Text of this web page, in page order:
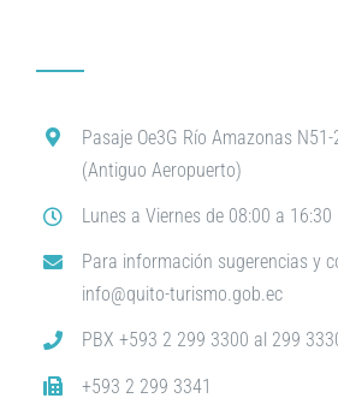
Pasaje Oe3G Río Amazonas
(Antiguo Aeropuerto)
Lunes a Viernes de 08:00 a 16:30
Para información sugerencias y
info@quito-turismo.gob.ec
PBX +593 2 299 3300 al 299
+593 2 299 3341